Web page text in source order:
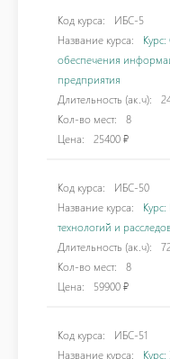
Код курса:
ИБС-5
Название курса:
обеспечения
предприятия
Длительность (ак.ч):
Кол-во мест:
8
Цена:
25400 ₽
Код курса:
ИБС-50
Название курса:
технологий и
Длительность (ак.ч):
Кол-во мест:
8
Цена:
59900 ₽
Код курса:
ИБС-51
Название курса: